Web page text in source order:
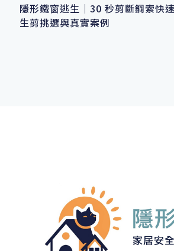
隱形鐵窗逃生｜30 秒剪斷鋼索快
生剪挑選與真實案例